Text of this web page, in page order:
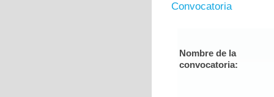
Convocatoria
Nombre de la
convocatoria: